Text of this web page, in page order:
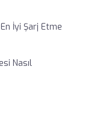
İyi Şarj Etme
Nasıl